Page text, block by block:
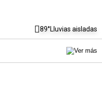
89°Lluvias aisladas